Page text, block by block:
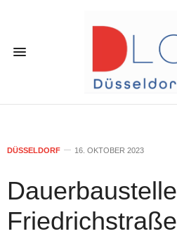
DÜSSELDORF 16. OKTOBER 2023
Dauerbaustelle
Friedrichstraße